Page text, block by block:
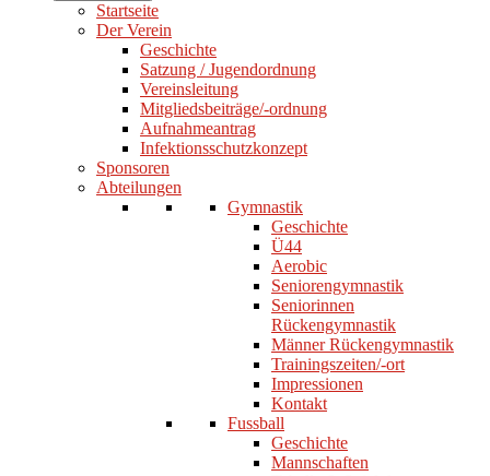
Startseite
Der Verein
Geschichte
Satzung / Jugendordnung
Vereinsleitung
Mitgliedsbeiträge/-ordnung
Aufnahmeantrag
Infektionsschutzkonzept
Sponsoren
Abteilungen
Gymnastik
Geschichte
Ü44
Aerobic
Seniorengymnastik
Seniorinnen
Rückengymnastik
Männer Rückengymnastik
Trainingszeiten/-ort
Impressionen
Kontakt
Fussball
Geschichte
Mannschaften